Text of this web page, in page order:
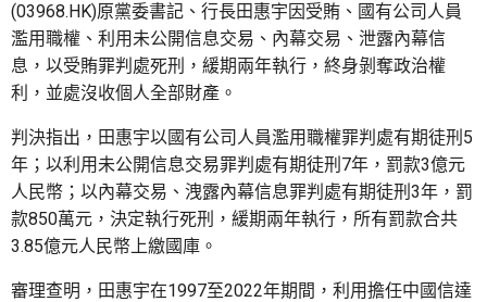
(03968.HK)原黨委書記、行長田惠宇因受賄、國有公司人員
濫用職權、利用未公開信息交易、內幕交易、泄露內幕信
息，以受賄罪判處死刑，緩期兩年執行，終身剝奪政治權
利，並處沒收個人全部財產。
判決指出，田惠宇以國有公司人員濫用職權罪判處有期徒刑5
年；以利用未公開信息交易罪判處有期徒刑7年，罰款3億元
人民幣；以內幕交易、洩露內幕信息罪判處有期徒刑3年，罰
款850萬元，決定執行死刑，緩期兩年執行，所有罰款合共
3.85億元人民幣上繳國庫。
審理查明，田惠宇在1997至2022年期間，利用擔任中國信達